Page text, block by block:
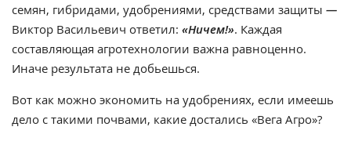
семян, гибридами, удобрениями, средствами защиты —
Виктор Васильевич ответил: «Ничем!». Каждая
составляющая агротехнологии важна равноценно.
Иначе результата не добьешься.
Вот как можно экономить на удобрениях, если имеешь
дело с такими почвами, какие достались «Вега Агро»?